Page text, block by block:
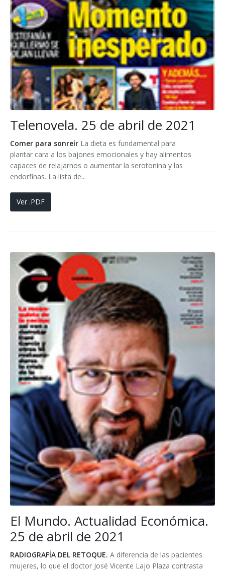
Telenovela. 25 de abril de 2021
Comer para sonreír La dieta es fundamental para
plantar cara a los bajones emocionales y hay alimentos
capaces de relajarnos o aumentar la serotonina y las
endorfinas. La lista de...
Ver .PDF
El Mundo. Actualidad Económica.
25 de abril de 2021
RADIOGRAFÍA DEL RETOQUE. A diferencia de las pacientes
mujeres, lo que el doctor José Vicente Lajo Plaza contrasta